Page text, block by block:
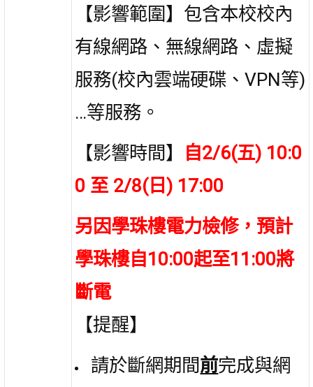
【影響範圍】 包含本校校內
有線網路、無線網路、虛擬
服務(校內雲端硬碟、VPN等)
…等服務。
【影響時間】
自2/6(五) 10:0
0 至 2/8(日) 17:00
另因學珠樓電力檢修，預計
學珠樓自10:00起至11:00將
斷電
【提醒】
請於斷網期間前完成與網